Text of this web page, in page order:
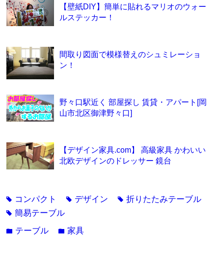
【壁紙DIY】簡単に貼れるマリオのウォー
ルステッカー！
間取り図面で模様替えのシュミレーショ
ン！
野々口駅近く 部屋探し 賃貸・アパート[岡
山市北区御津野々口]
【デザイン家具.com】 高級家具 かわいい
北欧デザインのドレッサー 鏡台
tag コンパクト tag デザイン tag折りたたみテーブル
tag簡易テーブル
folder テーブル folder 家具